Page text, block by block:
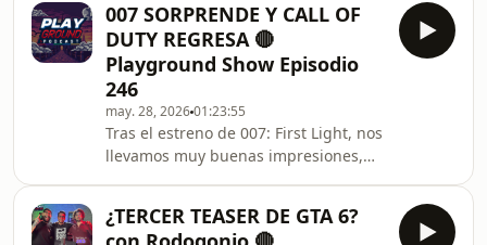
industria?. Quédate en Playground
para platicar de este tema y de las
noticias más importantes de la
semana.
007 SORPRENDE Y CALL OF
DUTY REGRESA 🔴
Playground Show Episodio
246
may. 28, 202601:23:55
Tras el estreno de 007: First Light, nos
llevamos muy buenas impresiones,
CALL OF DUTY, te esperamos en
¿TERCER TEASER DE GTA 6?